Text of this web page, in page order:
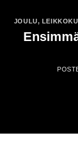
JOULU,